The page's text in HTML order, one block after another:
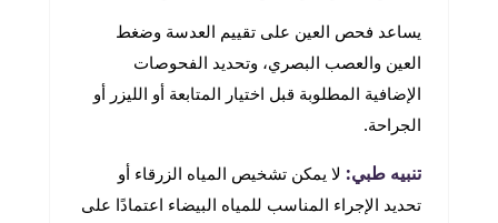
يساعد فحص العين على تقييم العدسة وضغط
العين والعصب البصري، وتحديد الفحوصات
الإضافية المطلوبة قبل اختيار المتابعة أو الليزر أو
الجراحة.
تنبيه طبي: لا يمكن تشخيص المياه الزرقاء أو
تحديد الإجراء المناسب للمياه البيضاء اعتمادًا على